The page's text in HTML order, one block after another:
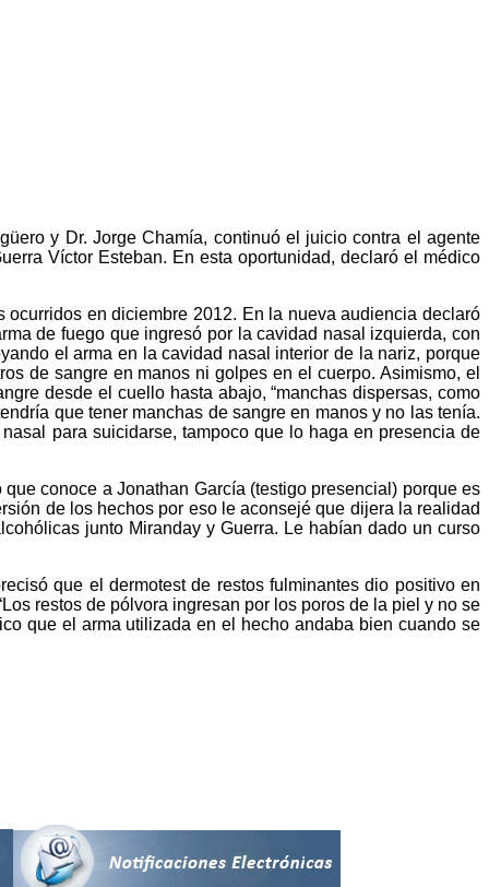
y Dr. Jorge Chamía, continuó el juicio contra el agente
Víctor Esteban. En esta oportunidad, declaró el médico
en diciembre 2012. En la nueva audiencia declaró
de fuego que ingresó por la cavidad nasal izquierda, con
el arma en la cavidad nasal interior de la nariz, porque
de sangre en manos ni golpes en el cuerpo. Asimismo, el
desde el cuello hasta abajo, “manchas dispersas, como
que tener manchas de sangre en manos y no las tenía.
para suicidarse, tampoco que lo haga en presencia de
conoce a Jonathan García (testigo presencial) porque es
de los hechos por eso le aconsejé que dijera la realidad
junto Miranday y Guerra. Le habían dado un curso
que el dermotest de restos fulminantes dio positivo en
restos de pólvora ingresan por los poros de la piel y no se
que el arma utilizada en el hecho andaba bien cuando se